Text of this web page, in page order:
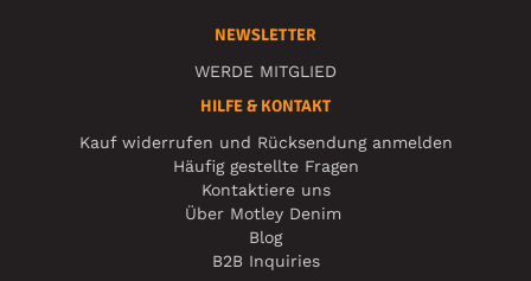
NEWSLETTER
WERDE MITGLIED
HILFE & KONTAKT
Kauf widerrufen und Rücksendung anmelden
Häufig gestellte Fragen
Kontaktiere uns
Über Motley Denim
Blog
B2B Inquiries